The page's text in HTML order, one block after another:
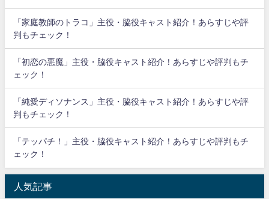
「家庭教師のトラコ」主役・脇役キャスト紹介！あらすじや評
判もチェック！
「初恋の悪魔」主役・脇役キャスト紹介！あらすじや評判もチ
ェック！
「純愛ディソナンス」主役・脇役キャスト紹介！あらすじや評
判もチェック！
「テッパチ！」主役・脇役キャスト紹介！あらすじや評判もチ
ェック！
人気記事